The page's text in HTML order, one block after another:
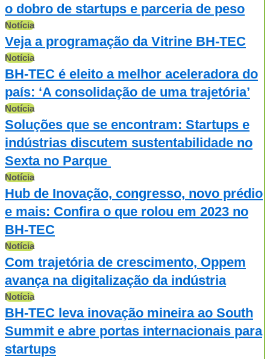
o dobro de startups e parceria de peso
Notícia
Veja a programação da Vitrine BH-TEC
Notícia
BH-TEC é eleito a melhor aceleradora do
país: ‘A consolidação de uma trajetória’
Notícia
Soluções que se encontram: Startups e
indústrias discutem sustentabilidade no
Sexta no Parque
Notícia
Hub de Inovação, congresso, novo prédio
e mais: Confira o que rolou em 2023 no
BH-TEC
Notícia
Com trajetória de crescimento, Oppem
avança na digitalização da indústria
Notícia
BH-TEC leva inovação mineira ao South
Summit e abre portas internacionais para
startups